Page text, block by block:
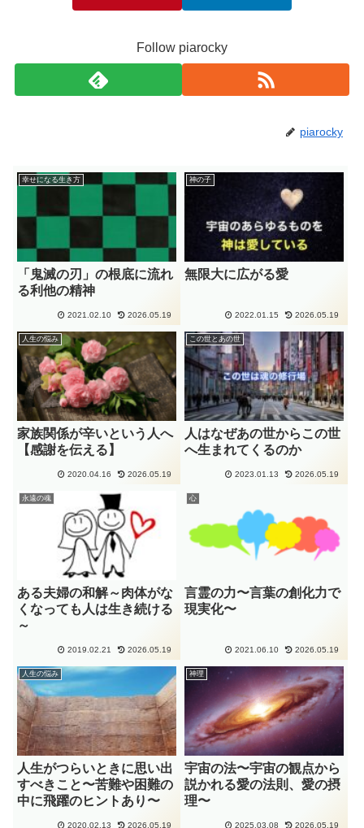
Follow piarocky
piarocky
幸せになる生き方
「鬼滅の刃」の根底に流れ
る利他の精神
2021.02.10 2026.05.19
神の子
無限大に広がる愛
2022.01.15 2026.05.19
人生の悩み
家族関係が辛いという人へ
【感謝を伝える】
2020.04.16 2026.05.19
この世とあの世
人はなぜあの世からこの世
へ生まれてくるのか
2023.01.13 2026.05.19
永遠の魂
ある夫婦の和解～肉体がな
くなっても人は生き続ける
～
2019.02.21 2026.05.19
心
言霊の力〜言葉の創化力で
現実化〜
2021.06.10 2026.05.19
人生の悩み
人生がつらいときに思い出
すべきこと〜苦難や困難の
中に飛躍のヒントあり〜
2020.02.13 2026.05.19
神理
宇宙の法〜宇宙の観点から
説かれる愛の法則、愛の摂
理〜
2025.03.08 2026.05.19